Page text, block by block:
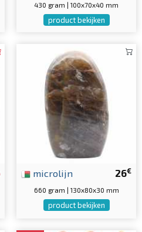
430 gram | 100x70x40 mm
product bekijken
26€
microlijn
660 gram | 130x80x30 mm
product bekijken